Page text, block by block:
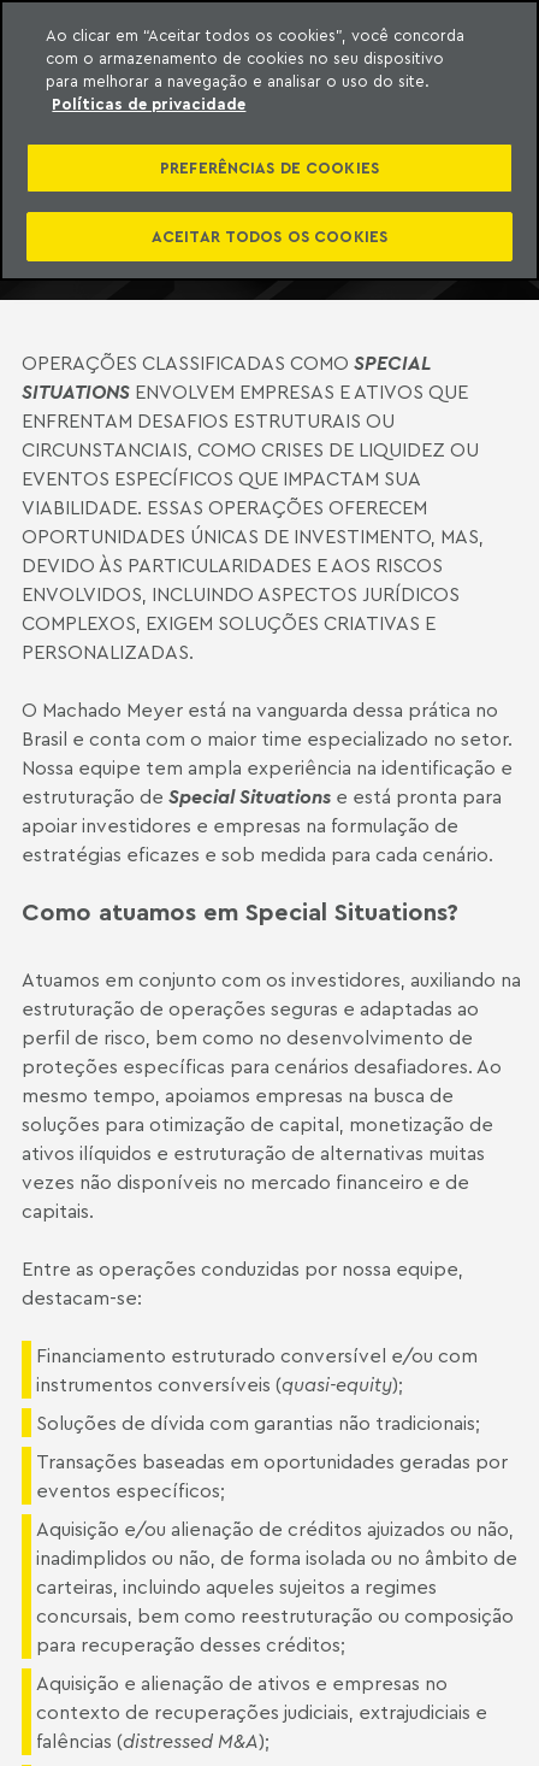
o conteúdo
Meyer
SPECIAL SITUATIONS
CONHEÇA O TIME PDF
FALE COM UM ESPECIALISTA
OPERAÇÕES CLASSIFICADAS COMO SPECIAL
SITUATIONS ENVOLVEM EMPRESAS E ATIVOS QUE
ENFRENTAM DESAFIOS ESTRUTURAIS OU
CIRCUNSTANCIAIS, COMO CRISES DE LIQUIDEZ OU
EVENTOS ESPECÍFICOS QUE IMPACTAM SUA
VIABILIDADE. ESSAS OPERAÇÕES OFERECEM
OPORTUNIDADES ÚNICAS DE INVESTIMENTO, MAS,
DEVIDO ÀS PARTICULARIDADES E AOS RISCOS
ENVOLVIDOS, INCLUINDO ASPECTOS JURÍDICOS
COMPLEXOS, EXIGEM SOLUÇÕES CRIATIVAS E
PERSONALIZADAS.
O Machado Meyer está na vanguarda dessa prática no
Brasil e conta com o maior time especializado no setor.
Nossa equipe tem ampla experiência na identificação e
estruturação de Special Situations e está pronta para
apoiar investidores e empresas na formulação de
estratégias eficazes e sob medida para cada cenário.
Como atuamos em Special Situations?
Atuamos em conjunto com os investidores, auxiliando na
estruturação de operações seguras e adaptadas ao
perfil de risco, bem como no desenvolvimento de
proteções específicas para cenários desafiadores. Ao
mesmo tempo, apoiamos empresas na busca de
soluções para otimização de capital, monetização de
ativos ilíquidos e estruturação de alternativas muitas
vezes não disponíveis no mercado financeiro e de
capitais.
Entre as operações conduzidas por nossa equipe,
destacam-se:
Financiamento estruturado conversível e/ou com
instrumentos conversíveis (quasi-equity);
Soluções de dívida com garantias não tradicionais;
Transações baseadas em oportunidades geradas por
eventos específicos;
Aquisição e/ou alienação de créditos ajuizados ou não,
inadimplidos ou não, de forma isolada ou no âmbito de
carteiras, incluindo aqueles sujeitos a regimes
concursais, bem como reestruturação ou composição
para recuperação desses créditos;
Aquisição e alienação de ativos e empresas no
contexto de recuperações judiciais, extrajudiciais e
falências (distressed M&A);
Ao clicar em “Aceitar todos os cookies”, você concorda
com o armazenamento de cookies no seu dispositivo
para melhorar a navegação e analisar o uso do site.
Políticas de privacidade
PREFERÊNCIAS DE COOKIES
ACEITAR TODOS OS COOKIES